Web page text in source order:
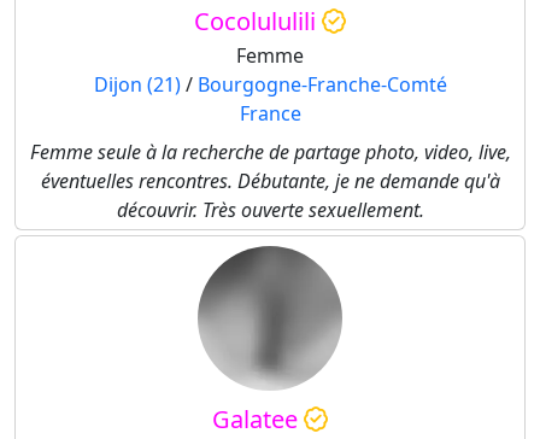
Cocolululili
Femme
Dijon (21)/ Bourgogne-Franche-Comté
France
Femme seule à la recherche de partage photo, video, live,
éventuelles rencontres. Débutante, je ne demande qu'à
découvrir. Très ouverte sexuellement.
Galatee